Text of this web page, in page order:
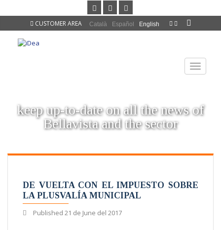
Català Español English
CUSTOMER AREA
TOGGLE
keep up-to-date on all the news of
Bellavista and the sector
DE VUELTA CON EL IMPUESTO SOBRE
LA PLUSVALÍA MUNICIPAL
Published 21 de June del 2017